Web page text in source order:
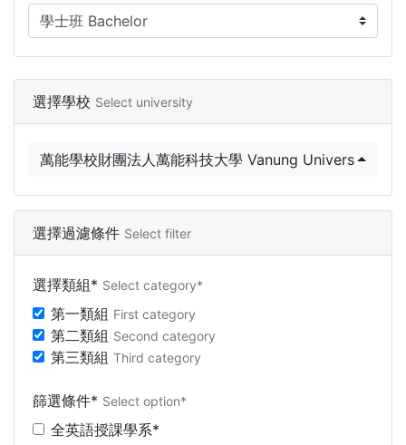
選擇學校 Select university
萬能學校財團法人萬能科技大學 Vanung University
選擇過濾條件 Select filter
選擇類組* Select category*
第一類組 First category
第二類組 Second category
第三類組 Third category
篩選條件* Select option*
全英語授課學系*